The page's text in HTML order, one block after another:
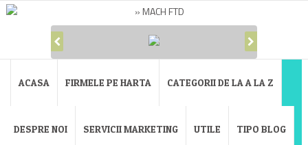
ACASA FIRMELE PE HARTA CATEGORII DE LA A LA Z
DESPRE NOI SERVICII MARKETING UTILE TIPO BLOG